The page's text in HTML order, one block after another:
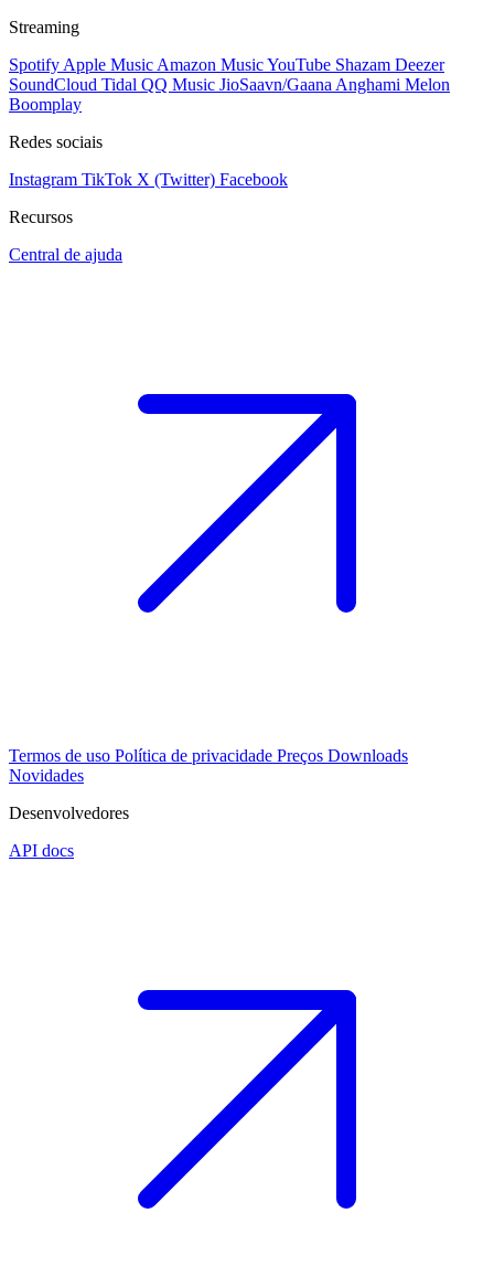
Streaming
Spotify Apple Music Amazon MusicYouTube Shazam Deezer
SoundCloud Tidal QQ Music JioSaavn/Gaana Anghami Melon
Boomplay
Redes sociais
Instagram TikTok X (Twitter) Facebook
Recursos
Central de ajuda
Termos de uso Política de privacidade Preços Downloads
Novidades
Desenvolvedores
API docs